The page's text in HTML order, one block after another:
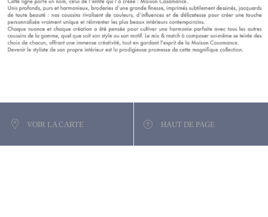
VOIR LA CARTE HAUT DE PAGE